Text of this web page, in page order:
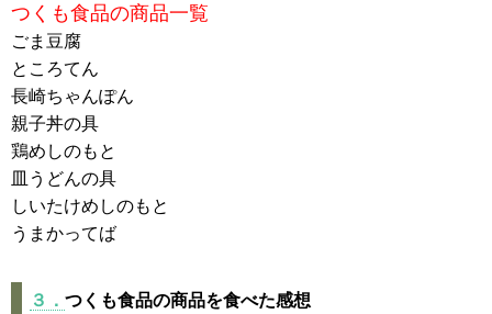
つくも食品の商品一覧
ごま豆腐
ところてん
長崎ちゃんぽん
親子丼の具
鶏めしのもと
皿うどんの具
しいたけめしのもと
うまかってば
３． つくも食品の商品を食べた感想